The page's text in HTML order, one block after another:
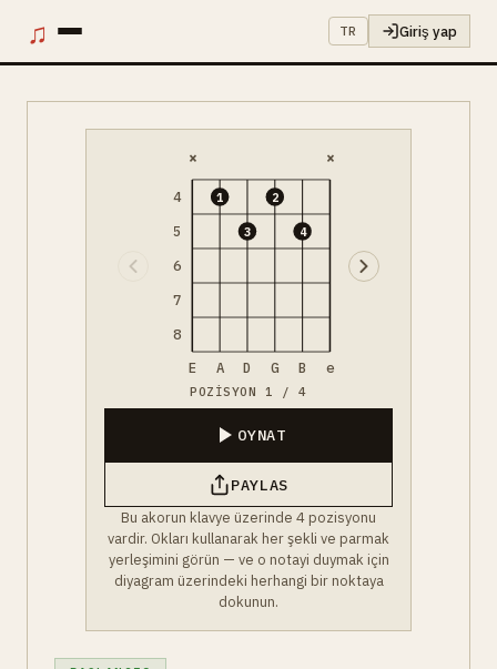
♫ TR Giriş yap
4
5
6
7
8
× ×
1
3
2
4
E A D G B e
POZISYON 1 / 4
OYNAT
PAYLAS
Bu akorun klavye üzerinde 4 pozisyonu
vardir. Okları kullanarak her şekli ve parmak
yerleşimini görün — ve o notayi duymak için
diyagram üzerindeki herhangi bir noktaya
dokunun.